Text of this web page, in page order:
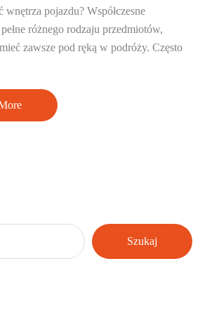
wnętrza pojazdu? Współczesne
różnego rodzaju przedmiotów,
zawsze pod ręką w podróży. Często
Szukaj